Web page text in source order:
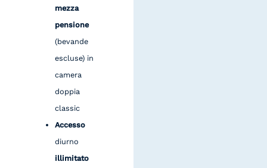
mezza
pensione
(bevande
escluse) in
camera
doppia
classic
Accesso
diurno
illimitato